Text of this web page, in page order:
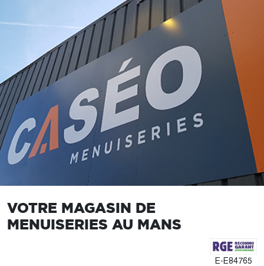
VOTRE MAGASIN DE
MENUISERIES AU MANS
E-E84765